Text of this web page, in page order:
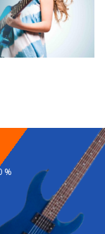
%